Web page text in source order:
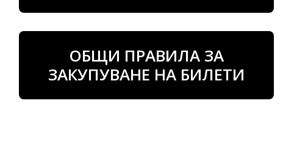
ОБЩИ ПРАВИЛА ЗА
ЗАКУПУВАНЕ НА БИЛЕТИ